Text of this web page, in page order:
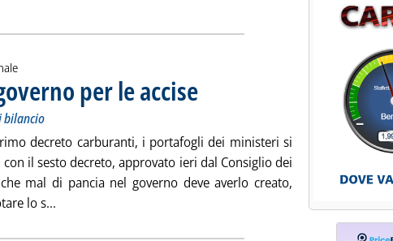
per le accise . Sottotitolo: In vista dell’assalto all’ultima legge
bilancio
decreto carburanti, i portafogli dei ministeri si
il sesto decreto, approvato ieri dal Consiglio dei
mal di pancia nel governo deve averlo creato,
lo s...